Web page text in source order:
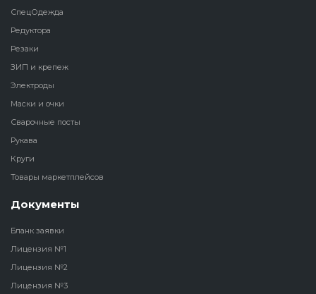
СпецОдежда
Редуктора
Резаки
ЗИП и крепеж
Электроды
Маски и очки
Сварочные посты
Рукава
Круги
Товары маркетплейсов
Документы
Бланк заявки
Лицензия №1
Лицензия №2
Лицензия №3